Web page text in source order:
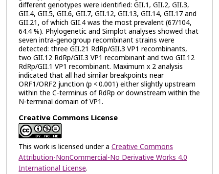
different genotypes were identified: GII.1, GII.2, GII.3,
GII.4, GII.5, GII.6, GII.7, GII.12, GII.13, GII.14, GII.17 and
GII.21, of which GII.4 was the most prevalent (67/104,
64.4 %). Phylogenetic and Simplot analyses showed that
seven intra-genogroup recombinant strains were
detected: three GII.21 RdRp/GII.3 VP1 recombinants,
two GII.12 RdRp/GII.3 VP1 recombinant and two GII.12
RdRp/GII.1 VP1 recombinant. Maximum x 2 analysis
indicated that all had similar breakpoints near
ORF1/ORF2 junction (p < 0.001) either slightly upstream
within the C-terminus of RdRp or downstream within the
N-terminal domain of VP1.
Creative Commons License
This work is licensed under a Creative Commons
Attribution-NonCommercial-No Derivative Works 4.0
International License.